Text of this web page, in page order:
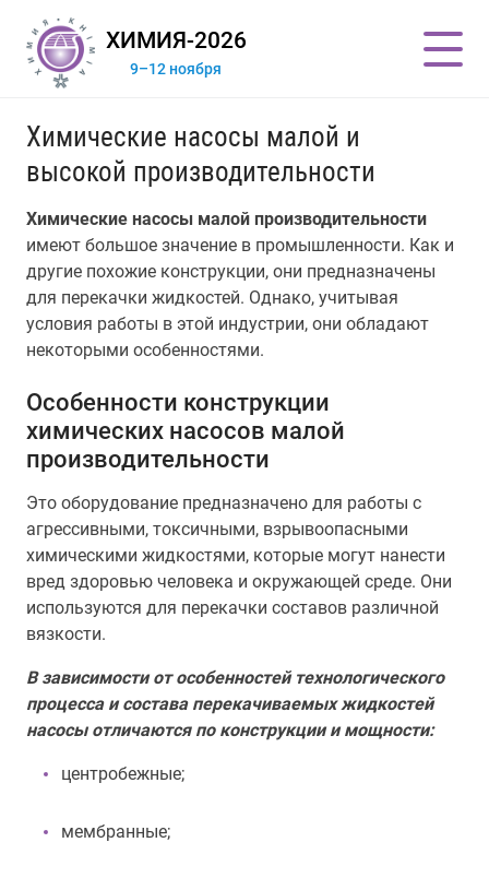
ХИМИЯ-2026
9–12 ноября
Химические насосы малой и
высокой производительности
Химические насосы малой производительности
имеют большое значение в промышленности. Как и
другие похожие конструкции, они предназначены
для перекачки жидкостей. Однако, учитывая
условия работы в этой индустрии, они обладают
некоторыми особенностями.
Особенности конструкции
химических насосов малой
производительности
Это оборудование предназначено для работы с
агрессивными, токсичными, взрывоопасными
химическими жидкостями, которые могут нанести
вред здоровью человека и окружающей среде. Они
используются для перекачки составов различной
вязкости.
В зависимости от особенностей технологического
процесса и состава перекачиваемых жидкостей
насосы отличаются по конструкции и мощности:
центробежные;
мембранные;